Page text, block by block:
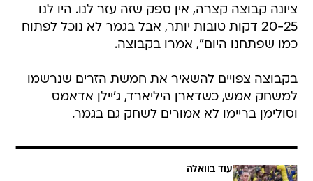
ציונה קבוצה קצרה, אין ספק שזה עזר לנו. היו לנו
20-25 דקות טובות יותר, אבל בגמר לא נוכל לפתוח
כמו שפתחנו היום", אמרו בקבוצה.
בקבוצה צפויים להשאיר את חמשת הזרים שנרשמו
למשחק אמש, כשדארן היליארד, ג'יילן אדאמס
וסולימן בריימו לא אמורים לשחק גם בגמר.
עוד בוואלה